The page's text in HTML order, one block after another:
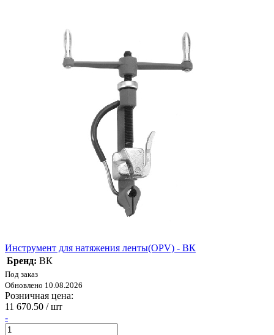
Инструмент для натяжения ленты(OPV) - ВК
Бренд: ВК
Под заказ
Обновлено 10.08.2026
Розничная цена:
11 670.50 / шт
-